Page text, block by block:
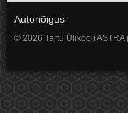
Autoriõigus
© 2026 Tartu Ülikooli ASTRA